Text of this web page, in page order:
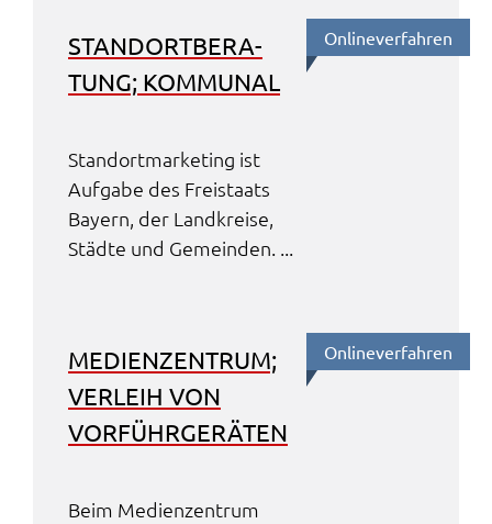
STAND­ORT­BE­RA­
TUNG; KOMMU­NAL
Stand­ort­mar­ke­ting ist
Aufga­be des Frei­staats
Bayern, der Land­krei­se,
Städ­te und Gemein­den. ...
Online­ver­fah­ren
MEDI­EN­ZEN­TRUM;
VERLEIH VON
VORFÜHR­GE­RÄ­TEN
Beim Medi­en­zen­trum
Online­ver­fah­ren